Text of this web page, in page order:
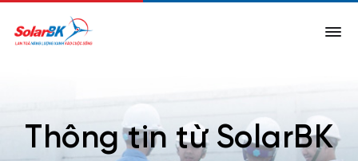
Thông tin từ SolarBK